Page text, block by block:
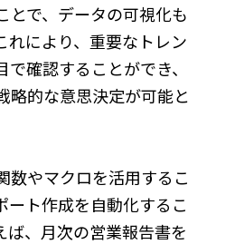
とで、データの可視化も
れにより、重要なトレン
確認することができ、
略的な意思決定が可能と
数やマクロを活用するこ
ート作成を自動化するこ
ば、月次の営業報告書を